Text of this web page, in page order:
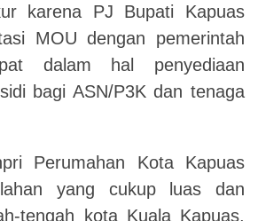
karena PJ Bupati Kapuas
MOU dengan pemerintah
dalam hal penyediaan
bagi ASN/P3K dan tenaga
Perumahan Kota Kapuas
yang cukup luas dan
tengah kota Kuala Kapuas,